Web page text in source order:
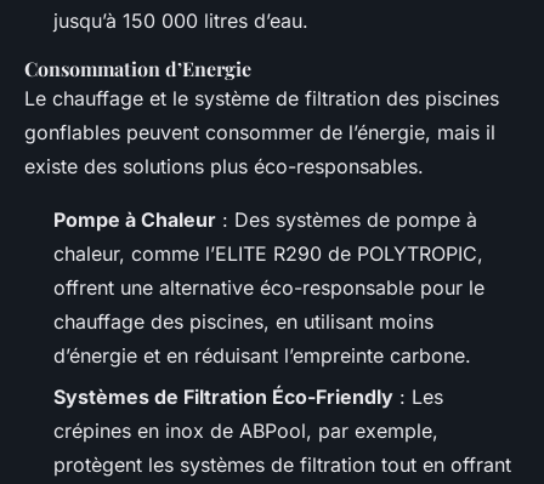
jusqu’à 150 000 litres d’eau.
Consommation d’Energie
Le chauffage et le système de filtration des piscines
gonflables peuvent consommer de l’énergie, mais il
existe des solutions plus éco-responsables.
Pompe à Chaleur : Des systèmes de pompe à
chaleur, comme l’ELITE R290 de POLYTROPIC,
offrent une alternative éco-responsable pour le
chauffage des piscines, en utilisant moins
d’énergie et en réduisant l’empreinte carbone.
Systèmes de Filtration Éco-Friendly : Les
crépines en inox de ABPool, par exemple,
protègent les systèmes de filtration tout en offrant